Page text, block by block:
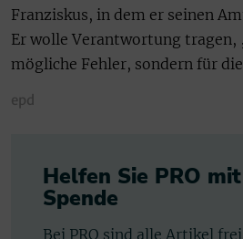
Franziskus, in dem er seinen
Er wolle Verantwortung tragen,
mögliche Fehler, sondern für
epd
Helfen Sie PRO
Spende
Bei PRO sind alle Artikel